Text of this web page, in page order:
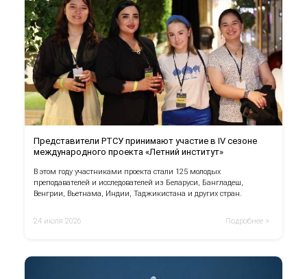
Представители РТСУ принимают участие в IV сезоне
международного проекта «Летний институт»
В этом году участниками проекта стали 125 молодых
преподавателей и исследователей из Беларуси, Бангладеш,
Венгрии, Вьетнама, Индии, Таджикистана и других стран.
24 июля 2026 Подробнее >